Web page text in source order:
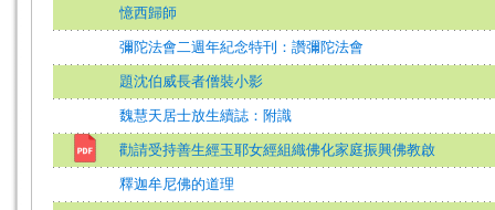
憶西歸師
彌陀法會二週年紀念特刊：讚彌陀法會
題沈伯威長者僧裝小影
魏慧天居士放生續誌：附識
勸請受持善生經玉耶女經組織佛化家庭振興佛教啟
釋迦牟尼佛的道理